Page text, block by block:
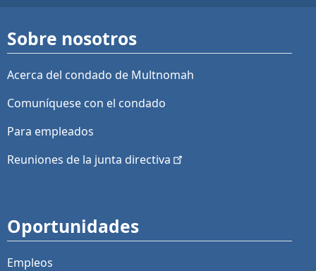
Sobre nosotros
Acerca del condado de Multnomah
Comuníquese con el condado
Para empleados
Reuniones de la junta directiva
Oportunidades
Empleos